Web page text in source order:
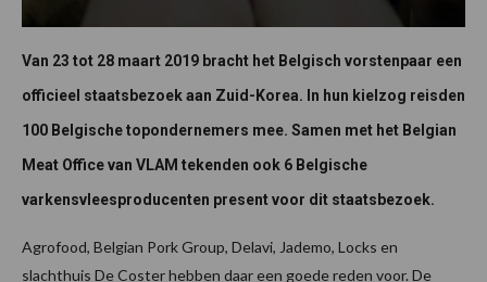
Van 23 tot 28 maart 2019 bracht het Belgisch vorstenpaar een
officieel staatsbezoek aan Zuid-Korea. In hun kielzog reisden
100 Belgische topondernemers mee. Samen met het Belgian
Meat Office van VLAM tekenden ook 6 Belgische
varkensvleesproducenten present voor dit staatsbezoek.
Agrofood, Belgian Pork Group, Delavi, Jademo, Locks en
slachthuis De Coster hebben daar een goede reden voor. De